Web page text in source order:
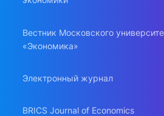
Вестник Московского
«Экономика»
Электронный журнал
BRICS Journal of Economics